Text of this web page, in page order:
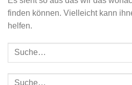
finden können. Vielleicht kann
helfen.